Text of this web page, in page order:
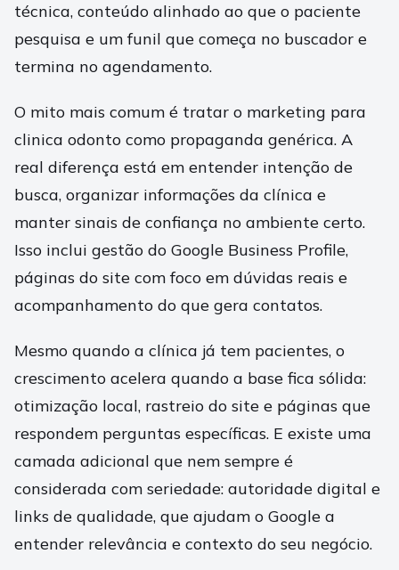
técnica, conteúdo alinhado ao que o paciente
pesquisa e um funil que começa no buscador e
termina no agendamento.
O mito mais comum é tratar o marketing para
clinica odonto como propaganda genérica. A
real diferença está em entender intenção de
busca, organizar informações da clínica e
manter sinais de confiança no ambiente certo.
Isso inclui gestão do Google Business Profile,
páginas do site com foco em dúvidas reais e
acompanhamento do que gera contatos.
Mesmo quando a clínica já tem pacientes, o
crescimento acelera quando a base fica sólida:
otimização local, rastreio do site e páginas que
respondem perguntas específicas. E existe uma
camada adicional que nem sempre é
considerada com seriedade: autoridade digital e
links de qualidade, que ajudam o Google a
entender relevância e contexto do seu negócio.